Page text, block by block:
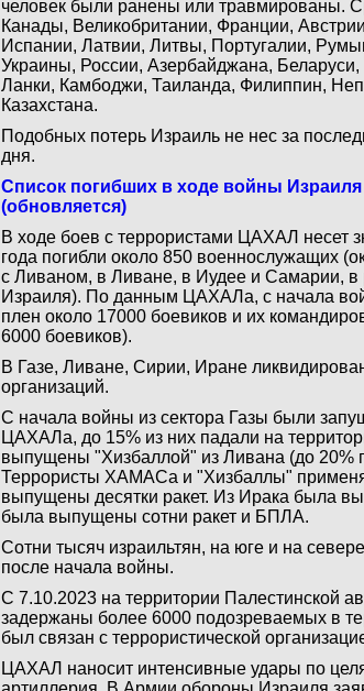
человек были ранены или травмированы.
Канады, Великобритании, Франции,
Испании, Латвии, Литвы, Португалии,
Украины, России, Азербайджана,
Ланки, Камбоджи, Таиланда, Филиппин,
Казахстана.
Подобных потерь Израиль не нес за
дня.
Список погибших в ходе войны Израиля
(обновляется)
В ходе боев с террористами ЦАХАЛ несет
года погибли около 850 военнослужащих
с Ливаном, в Ливане, в Иудее и Самарии, в
Израиля). По данным ЦАХАЛа, с начала
плен около 17000 боевиков и их
6000 боевиков).
В Газе, Ливане, Сирии, Иране
организаций.
С начала войны из сектора Газы были
ЦАХАЛа, до 15% из них падали на
выпущены "Хизбаллой" из Ливана (до 20%
Террористы ХАМАСа и "Хизбаллы"
выпущены десятки ракет. Из Ирака была
была выпущены сотни ракет и БПЛА.
Сотни тысяч израильтян, на юге и на
после начала войны.
С 7.10.2023 на территории Палестинской
задержаны более 6000 подозреваемых в
был связан с террористической
ЦАХАЛ наносит интенсивные удары по